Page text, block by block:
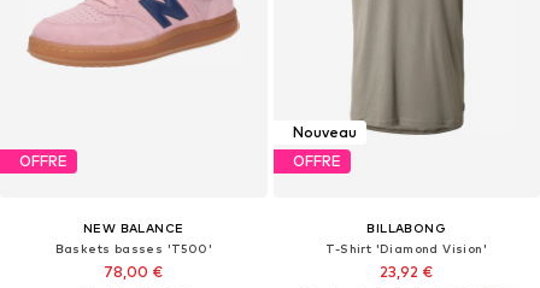
OFFRE
NEW BALANCE
Baskets basses 'T500'
78,00 €
Nouveau
OFFRE
BILLABONG
T-Shirt 'Diamond Vision'
23,92 €